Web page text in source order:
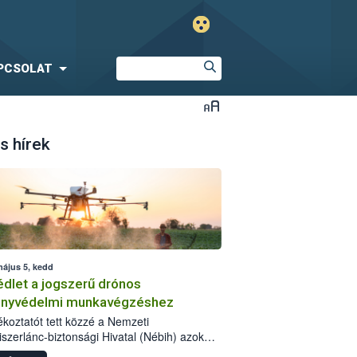
hírek
5, kedd
a jogszerű drónos
munkavégzéshez
tett közzé a Nemzeti
biztonsági Hivatal (Nébih) azok
akik drónnal szeretnének